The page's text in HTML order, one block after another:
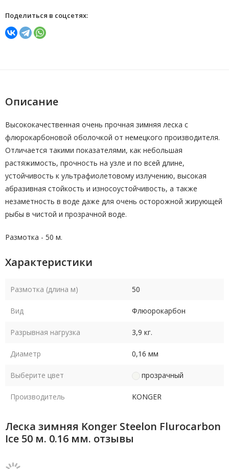
Поделиться в соцсетях:
Описание
Высококачественная очень прочная зимняя леска с
флюрокарбоновой оболочкой от немецкого производителя.
Отличается такими показателями, как небольшая
растяжимость, прочность на узле и по всей длине,
устойчивость к ультрафиолетовому излучению, высокая
абразивная стойкость и износоустойчивость, а также
незаметность в воде даже для очень осторожной жирующей
рыбы в чистой и прозрачной воде.
Размотка - 50 м.
Характеристики
Размотка (длина м) 50
Вид Флюорокарбон
Разрывная нагрузка 3,9 кг.
Диаметр 0,16 мм
Выберите цвет прозрачный
Производитель KONGER
Леска зимняя Konger Steelon Flurocarbon
Ice 50 м. 0.16 мм. отзывы